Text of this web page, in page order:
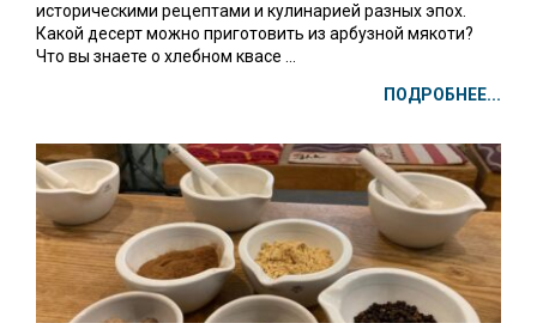
историческими рецептами и кулинарией разных эпох.
Какой десерт можно приготовить из арбузной мякоти?
Что вы знаете о хлебном квасе ...
ПОДРОБНЕЕ...